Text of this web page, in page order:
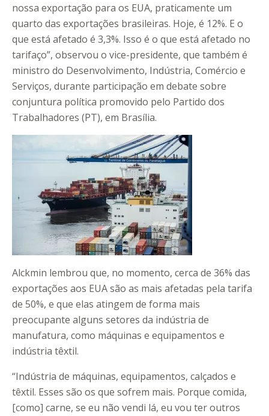
nossa exportação para os EUA, praticamente um
quarto das exportações brasileiras. Hoje, é 12%. E o
que está afetado é 3,3%. Isso é o que está afetado no
tarifaço”, observou o vice-presidente, que também é
ministro do Desenvolvimento, Indústria, Comércio e
Serviços, durante participação em debate sobre
conjuntura política promovido pelo Partido dos
Trabalhadores (PT), em Brasília.
Alckmin lembrou que, no momento, cerca de 36% das
exportações aos EUA são as mais afetadas pela tarifa
de 50%, e que elas atingem de forma mais
preocupante alguns setores da indústria de
manufatura, como máquinas e equipamentos e
indústria têxtil.
“Indústria de máquinas, equipamentos, calçados e
têxtil. Esses são os que sofrem mais. Porque comida,
[como] carne, se eu não vendi lá, eu vou ter outros